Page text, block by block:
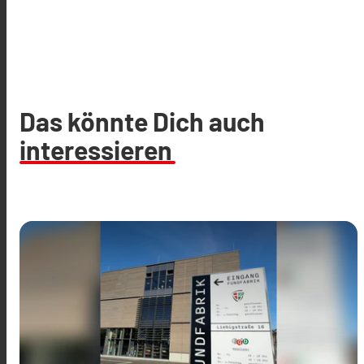
Das könnte Dich auch
interessieren